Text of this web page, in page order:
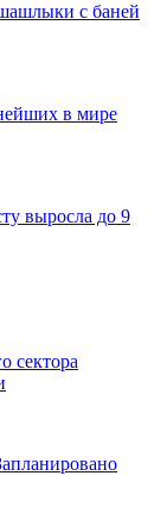
с баней
в мире
выросла до 9
сектора